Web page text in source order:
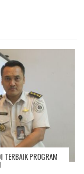
TERBAIK PROGRAM